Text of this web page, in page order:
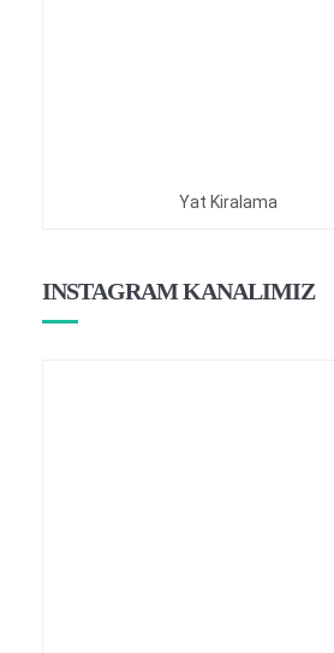
Yat Kiralama
INSTAGRAM KANALIMIZ